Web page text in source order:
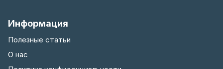
Информация
Полезные статьи
О нас